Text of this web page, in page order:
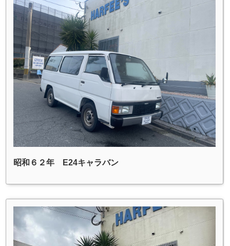
昭和６２年 E24キャラバン